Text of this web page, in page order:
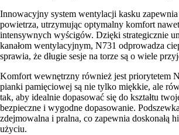
Innowacyjny system wentylacji kasku
powietrza, utrzymując optymalny komfort
intensywnych wyścigów. Dzięki strategicznie
kanałom wentylacyjnym, N731 odprowadza
sprawia, że długie sesje na torze są o wiele
Komfort wewnętrzny również jest priorytetem
pianki pamięciowej są nie tylko miękkie, ale
tak, aby idealnie dopasować się do kształtu
bezpieczne i wygodne dopasowanie.
zdejmowalna i pralna, co zapewnia doskonałą
użyciu.